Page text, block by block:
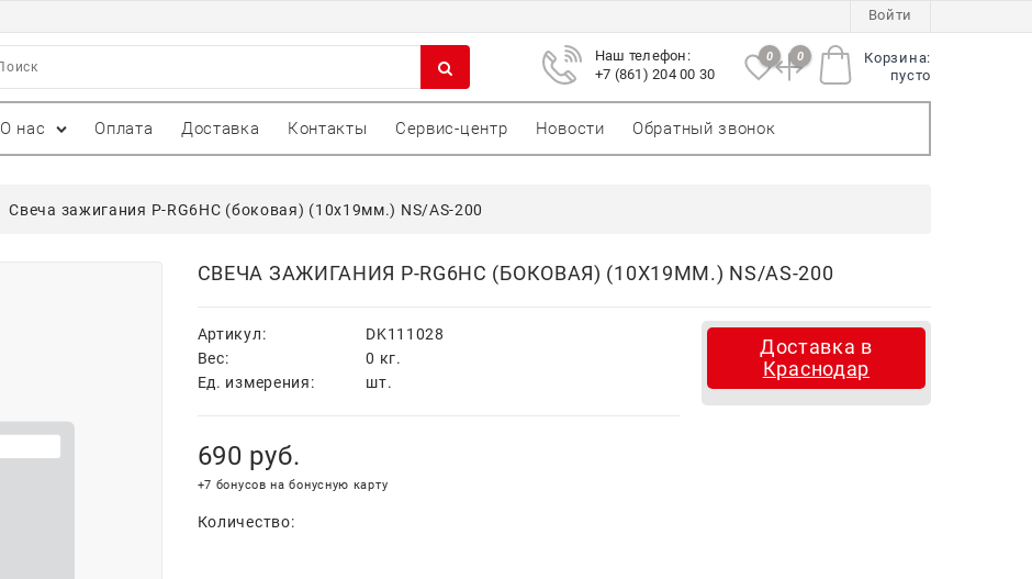
Войти
Корзина:
пусто
0 0
Наш телефон:
+7 (861) 204 00 30
О нас Оплата Доставка Контакты Сервис-центр Новости Обратный звонок
Свеча зажигания P-RG6HC (боковая) (10х19мм.) NS/AS-200
СВЕЧА ЗАЖИГАНИЯ P-RG6HC (БОКОВАЯ) (10Х19ММ.) NS/AS-200
Артикул:
DK111028
Вес:
0 кг.
Ед. измерения:
шт.
690 руб.
+7 бонусов на бонусную карту
Количество:
Доставка в
Краснодар